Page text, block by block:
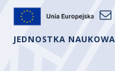
JEDNOSTKA